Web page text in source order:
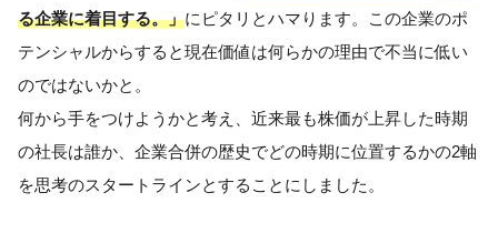
る企業に着目する。」にピタリとハマります。この企業のポ
テンシャルからすると現在価値は何らかの理由で不当に低い
のではないかと。
何から手をつけようかと考え、近来最も株価が上昇した時期
の社長は誰か、企業合併の歴史でどの時期に位置するかの2軸
を思考のスタートラインとすることにしました。